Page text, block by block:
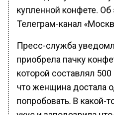
купленной конфете.
Телеграм-канал
Пресс-служба
приобрела пачку
которой составлял
что женщина достала
попробовать. В какой-